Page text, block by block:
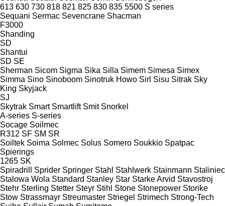
613 630 730 818 821 825 830 835 5500 S series
Sequani Sermac Sevencrane Shacman
F3000
Shanding
SD
Shantui
SD SE
Sherman Sicom Sigma Sika Silla Simem Simesa Simex
Simma Sino Sinoboom Sinotruk Howo Sirl Sisu Sitrak Sky
King Skyjack
SJ
Skytrak Smart Smartlift Smit Snorkel
A-series S-series
Socage Soilmec
R312 SF SM SR
Soiltek Soima Solmec Solus Somero Soukkio Spatpac
Spierings
1265 SK
Spiradrill
Sprider Springer Stahl Stahlwerk Stainmann Staliniec
Stalowa Wola Standard Stanley Star Starke Arvid Stavostroj
Stehr Sterling Stetter Steyr Stihl Stone Stonepower Storike
Stow Strassmayr Streumaster Striegel Strimech Strong-Tech